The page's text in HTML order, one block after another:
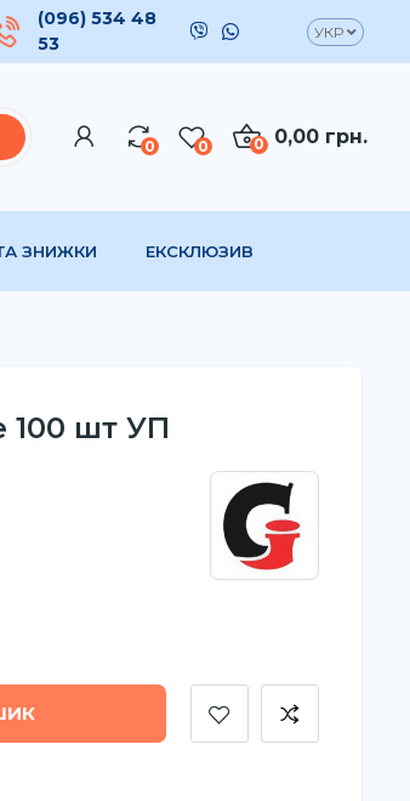
(096) 534 48
53
УКР
0 0 0,00 грн.
0
ЗНИЖКИ ЕКСКЛЮЗИВ
100 шт УП